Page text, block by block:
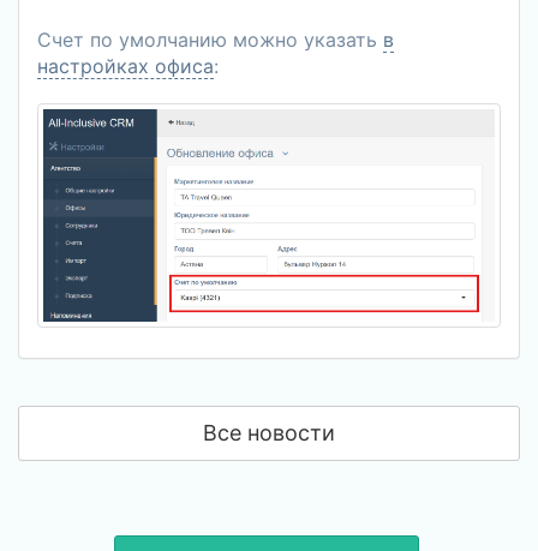
Счет по умолчанию можно указать в
настройках офиса:
Все новости